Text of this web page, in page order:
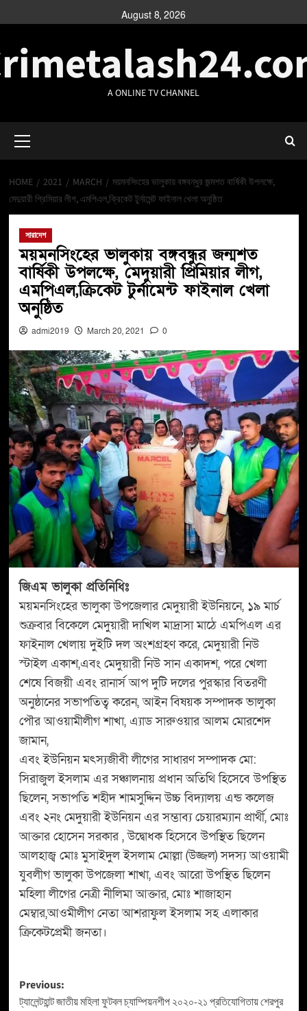
August 8, 2026
A ONLINE TV CHANNEL
HOME 2021 MARCH
ময়মনসিংহের ভালুকায় বঙ্গবন্ধুর জন্মশত বার্ষিকী উপলক্ষে,
মেদুয়ারী প্রিমিয়ার লীগ, এমপিএল,ক্রিকেট টুর্নামেন্ট ফাইনাল খেলা অনুষ্ঠিত
সারাদেশ
ময়মনসিংহের ভালুকায় বঙ্গবন্ধুর জন্মশত
বার্ষিকী উপলক্ষে, মেদুয়ারী প্রিমিয়ার লীগ,
এমপিএল,ক্রিকেট টুর্নামেন্ট ফাইনাল খেলা
অনুষ্ঠিত
admi2019 March 20, 2021 0
জিএম ভালুকা প্রতিনিধিঃ
ময়মনসিংহের ভালুকা উপজেলার মেদুয়ারী ইউনিয়নে, ১৯ মার্চ
শুক্রবার বিকেলে মেদুয়ারী দাখিল মাদ্রাসা মাঠে এমপিএল এর
ফাইনাল খেলায় দুইটি দল অংশগ্রহণ করে, মেদুয়ারী নিউ
স্টাইল একাশ,এবং মেদুয়ারী নিউ সান একাদশ, পরে খেলা
শেষে বিজয়ী এবং রানার্স আপ দুটি দলের পুরস্কার বিতরণী
অনুষ্ঠানের সভাপতিত্ব করেন, আইন বিষয়ক সম্পাদক ভালুকা
পৌর আওয়ামীলীগ শাখা, এ্যাড সারুওয়ার আলম মোরশেদ
জামান,
এবং ইউনিয়ন মৎস্যজীবী লীগের সাধারণ সম্পাদক মো:
সিরাজুল ইসলাম এর সঞ্চালনায় প্রধান অতিথি হিসেবে উপস্থিত
ছিলেন, সভাপতি শহীদ শামসুদ্দিন উচ্চ বিদ্যালয় এন্ড কলেজ
এবং ২নং মেদুয়ারী ইউনিয়ন এর সম্ভাব্য চেয়ারম্যান প্রার্থী, মোঃ
আক্তার হোসেন সরকার , উদ্বোধক হিসেবে উপস্থিত ছিলেন
আলহাজ্ব মোঃ মুসাইদুল ইসলাম মোল্লা (উজ্জল) সদস্য আওয়ামী
যুবলীগ ভালুকা উপজেলা শাখা, এবং আরো উপস্থিত ছিলেন
মহিলা লীগের নেত্রী নীলিমা আক্তার, মোঃ শাজাহান
মেম্বার,আওমীলীগ নেতা আশরাফুল ইসলাম সহ এলাকার
ক্রিকেটপ্রেমী জনতা।
Previous:
ট্যালেন্টহান্ট জাতীয় মহিলা ফুটবল চ্যাম্পিয়নশীপ ২০২০-২১ প্রতিযোগিতায় শেরপুর